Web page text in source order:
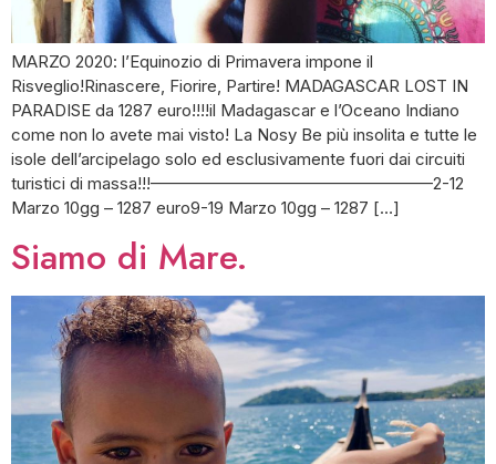
MARZO 2020: l’Equinozio di Primavera impone il
Risveglio!Rinascere, Fiorire, Partire! MADAGASCAR LOST IN
PARADISE da 1287 euro!!!!il Madagascar e l’Oceano Indiano
come non lo avete mai visto! La Nosy Be più insolita e tutte le
isole dell’arcipelago solo ed esclusivamente fuori dai circuiti
turistici di massa!!!—————————————————2-12
Marzo 10gg – 1287 euro9-19 Marzo 10gg – 1287 […]
Siamo di Mare.